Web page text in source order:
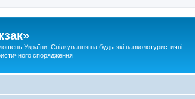
України. Спілкування на будь-які навколотуристичні
спорядження